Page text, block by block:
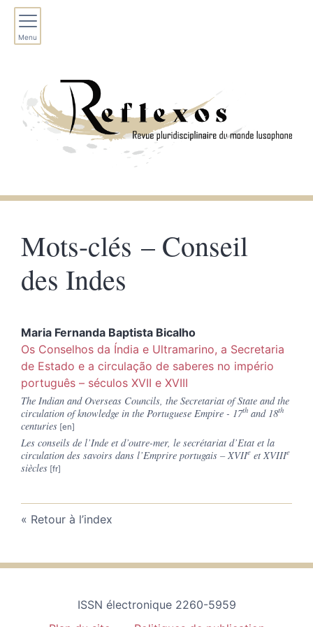
Menu
Mots-clés – Conseil
des Indes
Maria Fernanda Baptista Bicalho
Os Conselhos da Índia e Ultramarino, a Secretaria
de Estado e a circulação de saberes no império
português – séculos XVII e XVIII
The Indian and Overseas Councils, the Secretariat of State and the
circulation of knowledge in the Portuguese Empire - 17th and 18th
centuries
Les conseils de l’Inde et d’outre-mer, le secrétariat d’Etat et la
circulation des savoirs dans l’Emprire portugais – XVIIe et XVIIIe
siècles
Retour à l’index
ISSN électronique 2260-5959